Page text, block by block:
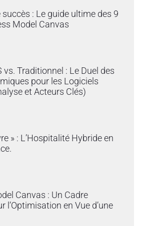
: Le guide ultime des 9
Model Canvas
vs. Traditionnel : Le Duel des
pour les Logiciels
et Acteurs Clés)
» : L’Hospitalité Hybride en
Canvas : Un Cadre
l’Optimisation en Vue d’une